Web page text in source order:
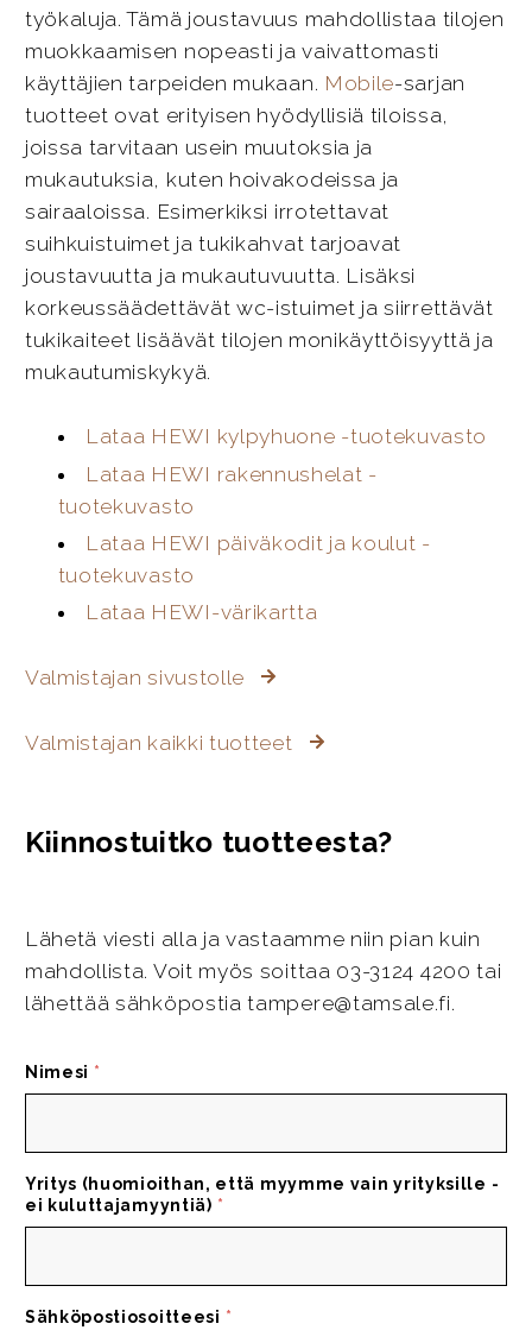
työkaluja. Tämä joustavuus mahdollistaa tilojen
muokkaamisen nopeasti ja vaivattomasti
käyttäjien tarpeiden mukaan. Mobile-sarjan
tuotteet ovat erityisen hyödyllisiä tiloissa,
joissa tarvitaan usein muutoksia ja
mukautuksia, kuten hoivakodeissa ja
sairaaloissa. Esimerkiksi irrotettavat
suihkuistuimet ja tukikahvat tarjoavat
joustavuutta ja mukautuvuutta. Lisäksi
korkeussäädettävät wc-istuimet ja siirrettävät
tukikaiteet lisäävät tilojen monikäyttöisyyttä ja
mukautumiskykyä.
Lataa HEWI kylpyhuone -tuotekuvasto
Lataa HEWI rakennushelat -
tuotekuvasto
Lataa HEWI päiväkodit ja koulut -
tuotekuvasto
Lataa HEWI-värikartta
Valmistajan sivustolle
Valmistajan kaikki tuotteet
Kiinnostuitko tuotteesta?
Lähetä viesti alla ja vastaamme niin pian kuin
mahdollista. Voit myös soittaa 03-3124 4200 tai
lähettää sähköpostia tampere@tamsale.fi.
Nimesi *
Yritys (huomioithan, että myymme vain yrityksille -
ei kuluttajamyyntiä) *
Sähköpostiosoitteesi *